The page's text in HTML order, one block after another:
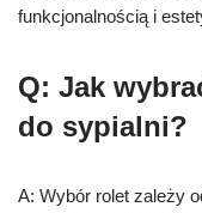
funkcjonalnością i
Q: Jak
do sypialni?
A: Wybór rolet zależy